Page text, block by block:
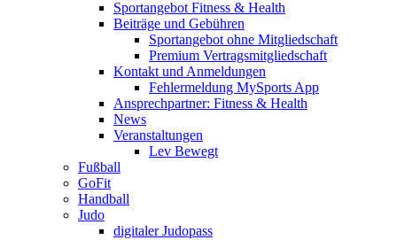
Sportangebot Fitness & Health
Beiträge und Gebühren
Sportangebot ohne Mitgliedschaft
Premium Vertragsmitgliedschaft
Kontakt und Anmeldungen
Fehlermeldung MySports App
Ansprechpartner: Fitness & Health
News
Veranstaltungen
Lev Bewegt
Fußball
GoFit
Handball
Judo
digitaler Judopass